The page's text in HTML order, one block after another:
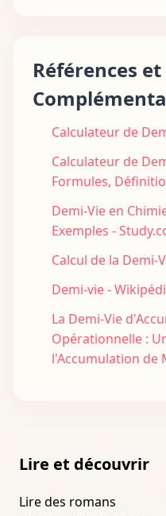
Références
Calculateur de
Calculateur de
Formules,
Demi-Vie en
Exemples -
Calcul de la Demi-
Demi-vie -
La Demi-Vie
Opérationnelle :
l'Accumulation de
Lire et découvrir
Lire des romans